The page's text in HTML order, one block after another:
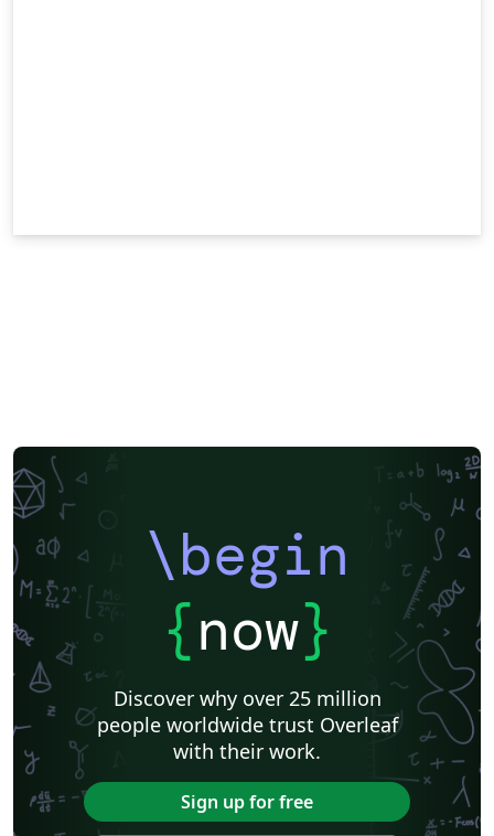
\begin
{now}
Discover why over 25 million
people worldwide trust Overleaf
with their work.
Sign up for free